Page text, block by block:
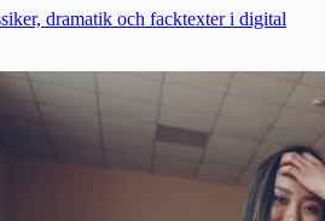
dramatik och facktexter i digital